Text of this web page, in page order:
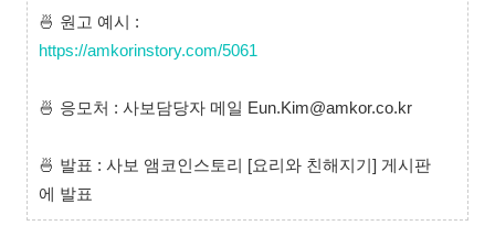
🍜 원고 예시 :
https://amkorinstory.com/5061
🍜 응모처 : 사보담당자 메일 Eun.Kim@amkor.co.kr
🍜 발표 : 사보 앰코인스토리 [요리와 친해지기] 게시판
에 발표